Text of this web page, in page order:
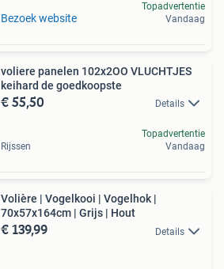
Bezoek website
Topadvertentie
Vandaag
voliere panelen 102x2OO VLUCHTJES
keihard de goedkoopste
€ 55,50 Details
Rijssen
Topadvertentie
Vandaag
Volière | Vogelkooi | Vogelhok |
70x57x164cm | Grijs | Hout
€ 139,99 Details